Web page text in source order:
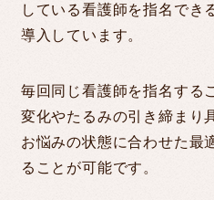
している看護師を指名でき
導入しています。
毎回同じ看護師を指名する
変化やたるみの引き締まり
お悩みの状態に合わせた最
ることが可能です。